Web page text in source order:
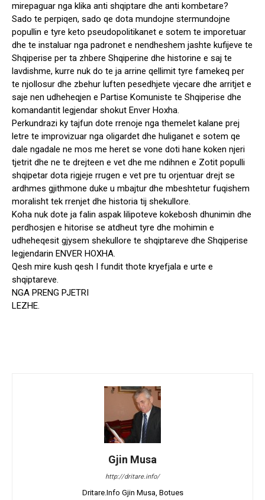
mirepaguar nga klika anti shqiptare dhe anti kombetare?
Sado te perpiqen, sado qe dota mundojne stermundojne
popullin e tyre keto pseudopolitikanet e sotem te imporetuar
dhe te instaluar nga padronet e nendheshem jashte kufijeve te
Shqiperise per ta zhbere Shqiperine dhe historine e saj te
lavdishme, kurre nuk do te ja arrine qellimit tyre famekeq per
te njollosur dhe zbehur luften pesedhjete vjecare dhe arritjet e
saje nen udheheqjen e Partise Komuniste te Shqiperise dhe
komandantit legjendar shokut Enver Hoxha.
Perkundrazi ky tajfun dote rrenoje nga themelet kalane prej
letre te improvizuar nga oligardet dhe huliganet e sotem qe
dale ngadale ne mos me heret se vone doti hane koken njeri
tjetrit dhe ne te drejteen e vet dhe me ndihnen e Zotit populli
shqipetar dota rigjeje rrugen e vet pre tu orjentuar drejt se
ardhmes gjithmone duke u mbajtur dhe mbeshtetur fuqishem
moralisht tek rrenjet dhe historia tij shekullore.
Koha nuk dote ja falin aspak lilipoteve kokebosh dhunimin dhe
perdhosjen e hitorise se atdheut tyre dhe mohimin e
udheheqesit gjysem shekullore te shqiptareve dhe Shqiperise
legjendarin ENVER HOXHA.
Qesh mire kush qesh I fundit thote kryefjala e urte e
shqiptareve.
NGA PRENG PJETRI
LEZHE.
Gjin Musa
http://dritare.info/
Dritare.Info Gjin Musa, Botues